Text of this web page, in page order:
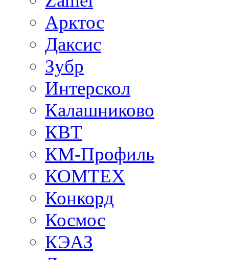
Арктос
Даксис
Зубр
Интерскол
Калашниково
КВТ
КМ-Профиль
КОМТЕХ
Конкорд
Космос
КЭАЗ